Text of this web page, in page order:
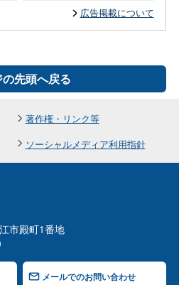
広告掲載について
先頭へ戻る
著作権・リンク等
ソーシャルメディア利用指針
市殿町1番地
メールでのお問い合わせ